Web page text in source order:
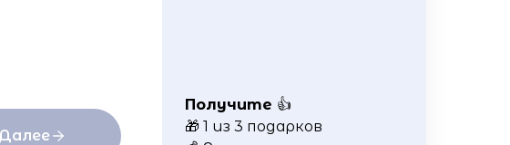
Получите 👍
🎁 1 из 3 подарков
Далее